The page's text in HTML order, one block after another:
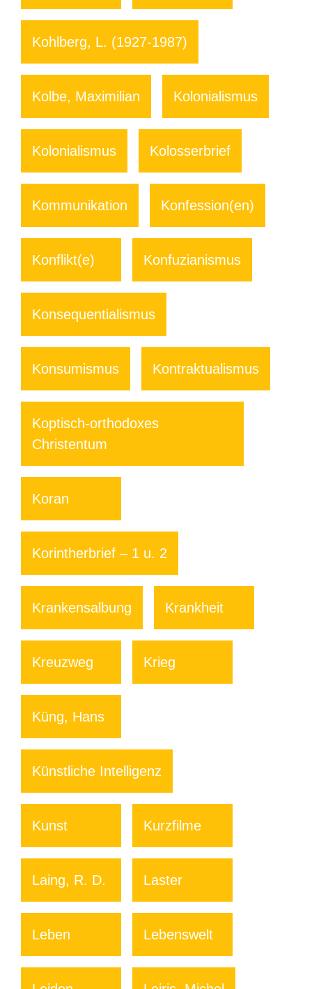
Kohlberg, L. (1927-1987)
Kolbe, Maximilian Kolonialismus
Kolonialismus Kolosserbrief
Kommunikation Konfession(en)
Konflikt(e) Konfuzianismus
Konsequentialismus
Konsumismus Kontraktualismus
Koptisch-orthodoxes
Christentum
Koran
Korintherbrief – 1 u. 2
Krankensalbung Krankheit
Kreuzweg Krieg
Küng, Hans
Künstliche Intelligenz
Kunst Kurzfilme
Laing, R. D. Laster
Leben Lebenswelt